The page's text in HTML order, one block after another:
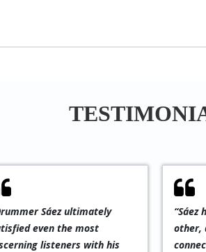
“Sáez has built his story in that
other, distant world—yet his
connection to the land remains